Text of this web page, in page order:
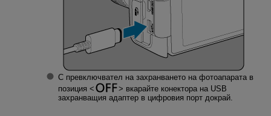
С превключвател на захранването на фотоапарата в
позиция
вкарайте конектора на USB
захранващия адаптер в цифровия порт докрай.